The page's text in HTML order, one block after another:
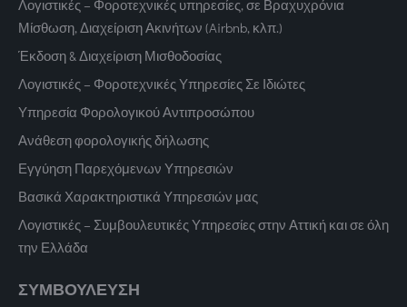
Λογιστικές – Φοροτεχνικές υπηρεσίες, σε Βραχυχρόνια
Μίσθωση, Διαχείριση Ακινήτων (Airbnb, κλπ.)
Έκδοση & Διαχείριση Μισθοδοσίας
Λογιστικές – Φοροτεχνικές Υπηρεσίες Σε Ιδιώτες
Υπηρεσία Φορολογικού Αντιπροσώπου
Ανάθεση φορολογικής δήλωσης
Εγγύηση Παρεχόμενων Υπηρεσιών
Βασικά Χαρακτηριστικά Υπηρεσιών μας
Λογιστικές – Συμβουλευτικές Υπηρεσίες στην Αττική και σε όλη
την Ελλάδα
ΣΥΜΒΟΥΛΕΥΣΗ